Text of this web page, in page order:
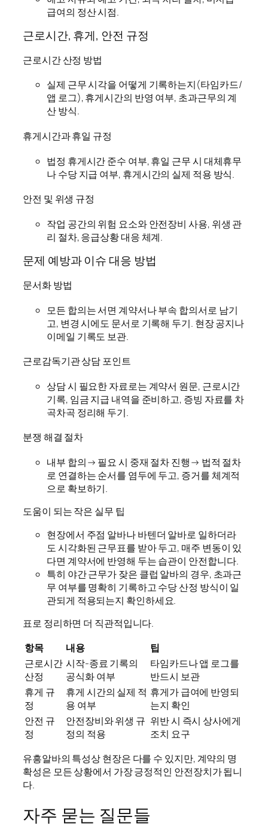
급여의 정산 시점.
근로시간, 휴게, 안전 규정
근로시간 산정 방법
실제 근무 시각을 어떻게 기록하는지(타임카드/
앱 로그), 휴게시간의 반영 여부, 초과근무의 계
산 방식.
휴게시간과 휴일 규정
법정 휴게시간 준수 여부, 휴일 근무 시 대체휴무
나 수당 지급 여부, 휴게시간의 실제 적용 방식.
안전 및 위생 규정
작업 공간의 위험 요소와 안전장비 사용, 위생 관
리 절차, 응급상황 대응 체계.
문제 예방과 이슈 대응 방법
문서화 방법
모든 합의는 서면 계약서나 부속 합의서로 남기
고, 변경 시에도 문서로 기록해 두기. 현장 공지나
이메일 기록도 보관.
근로감독기관 상담 포인트
상담 시 필요한 자료로는 계약서 원문, 근로시간
기록, 임금 지급 내역을 준비하고, 증빙 자료를 차
곡차곡 정리해 두기.
분쟁 해결 절차
내부 합의→ 필요 시 중재 절차 진행→ 법적 절차
로 연결하는 순서를 염두에 두고, 증거를 체계적
으로 확보하기.
도움이 되는 작은 실무 팁
현장에서 주점 알바나 바텐더 알바로 일하더라
도 시각화된 근무표를 받아 두고, 매주 변동이 있
다면 계약서에 반영해 두는 습관이 안전합니다.
특히 야간 근무가 잦은 클럽 알바의 경우, 초과근
무 여부를 명확히 기록하고 수당 산정 방식이 일
관되게 적용되는지 확인하세요.
표로 정리하면 더 직관적입니다.
항목
내용
팁
근로시간
산정
시작-종료 기록의
공식화 여부
타임카드나 앱 로그를
반드시 보관
휴게 규
정
휴게 시간의 실제 적
용 여부
휴게가 급여에 반영되
는지 확인
안전 규
정
안전장비와 위생 규
정의 적용
위반 시 즉시 상사에게
조치 요구
유흥알바의 특성상 현장은 다를 수 있지만, 계약의 명
확성은 모든 상황에서 가장 긍정적인 안전장치가 됩니
다.
자주 묻는 질문들